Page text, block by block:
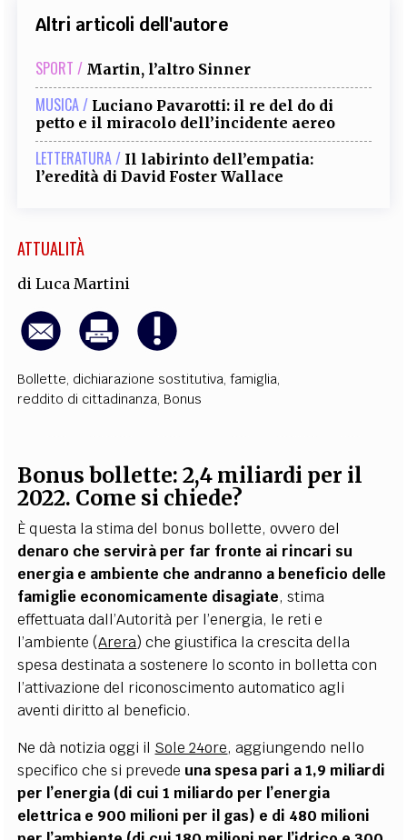
Altri articoli dell'autore
SPORT / Martin, l’altro Sinner
MUSICA / Luciano Pavarotti: il re del do di
petto e il miracolo dell’incidente aereo
LETTERATURA / Il labirinto dell’empatia:
l’eredità di David Foster Wallace
ATTUALITÀ
diLuca Martini
Bollette, dichiarazione sostitutiva,famiglia,
reddito di cittadinanza, Bonus
Bonus bollette: 2,4 miliardi per il
2022. Come si chiede?
È questa la stima del bonus bollette, ovvero del
denaro che servirà per far fronte ai rincari su
energia e ambiente che andranno a beneficio delle
famiglie economicamente disagiate, stima
effettuatadall’Autorità per l’energia, le reti e
l’ambiente (Arera) che giustifica la crescita della
spesa destinata a sostenere lo sconto in bolletta con
l’attivazione del riconoscimento automatico agli
aventi diritto al beneficio.
Ne dà notizia oggi il Sole 24ore, aggiungendo nello
specifico che si prevede una spesa pari a 1,9 miliardi
per l’energia (di cui 1 miliardo per l’energia
elettrica e 900 milioni per il gas) e di 480 milioni